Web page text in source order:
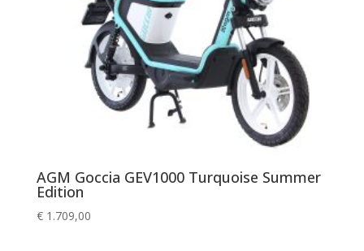
AGM Goccia GEV1000 Turquoise Summer
Edition
€1.709,00